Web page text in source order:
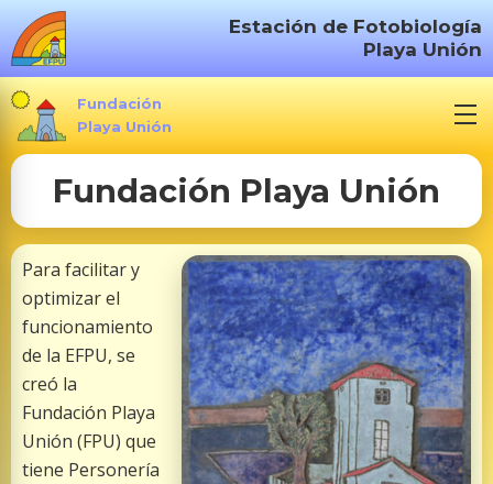
t
Estación de Fotobiología
Playa Unión
Fundación
Playa Unión
Fundación Playa Unión
Para facilitar y
optimizar el
funcionamiento
de la EFPU, se
creó la
Fundación Playa
Unión (FPU) que
tiene Personería